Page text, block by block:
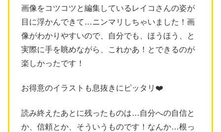
画像をコツコツと編集しているレイコさんの姿が
目に浮かんできて…ニンマリしちゃいました！画
像がわかりやすいので、自分でも、ほうほう、と
実際に手を眺めながら、これかあ！とできるのが
楽しかったです！
お得意のイラストも息抜きにピッタリ❤️
読み終えたあとに残ったものは…自分への自信と
か、信頼とか、そういうものです！なんか…根っ